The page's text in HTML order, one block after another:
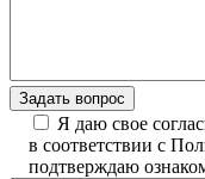
Я даю свое
в соответствии с
подтверждаю